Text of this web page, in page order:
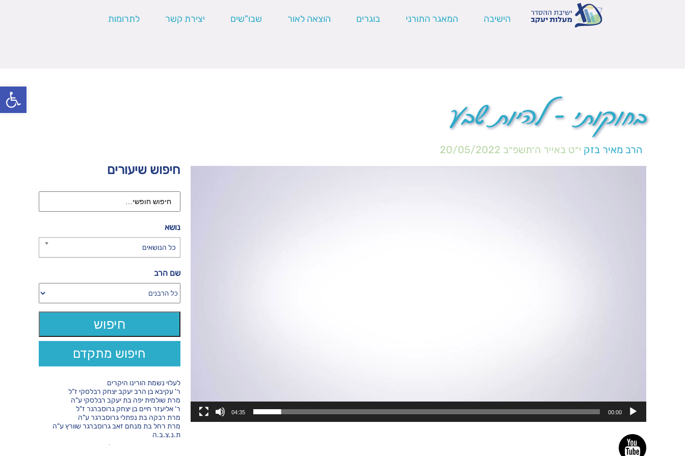
פתח
הישיבה המאגר התורני בוגרים הוצאה לאור שבו"שים יצירת קשר לתרומות
בחוקותי – להיות שבע
הרב מאיר בזק י״ט באייר ה׳תשפ״ב 20/05/2022
00:00
04:35
חיפוש שיעורים
נושא
כל הנושאים
שם הרב
חיפוש מתקדם
לעלוי נשמת הורינו היקרים
ר' עקיבא בן הרב יעקב יצחק רבלסקי ז"ל
מרת שולמית יפה בת יעקב רבלסקי ע"ה
ר' אליעזר חיים בן יצחק גרוסברגר ז"ל
מרת רבקה בת נפתלי גרוסברגר ע"ה
מרת רחל בת מנחם זאב גרוסברגר שוורץ ע"ה
ת.נ.צ.ב.ה